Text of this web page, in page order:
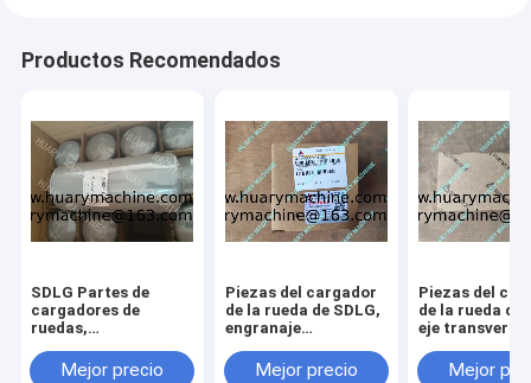
Productos Recomendados
SDLG Partes de
cargadores de
ruedas,
FILTRO DE ÓLEO
Mejor precio
Piezas del cargador
de la rueda de SDLG,
engranaje
61260013030
Mejor precio
Piezas del
de la rueda de
eje transversal
Mejor